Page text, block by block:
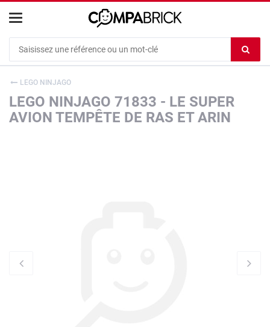
le
LEGO NINJAGO
LEGO NINJAGO 71833 - LE SUPER
AVION TEMPÊTE DE RAS ET ARIN
Cookies management panel